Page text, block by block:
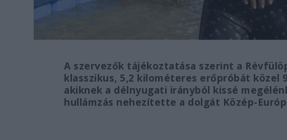
A szervezők tájékoztatása szerint a
klasszikus, 5,2 kilométeres erőpróbát közel
akiknek a délnyugati irányból kissé
hullámzás nehezítette a dolgát Közép-